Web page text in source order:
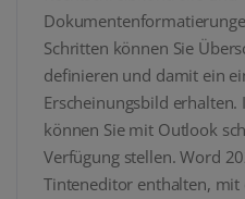
Schritten können Sie
definieren und damit ein
Erscheinungsbild erhalten.
können Sie mit Outlook
Verfügung stellen. Word
Tinteneditor enthalten, mit